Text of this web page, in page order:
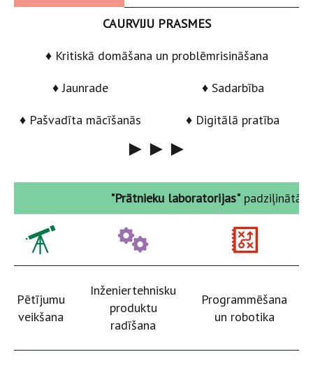
CAURVIJU PRASMES
♦ Kritiskā domāšana un problēmrisināšana
♦ Jaunrade
♦ Sadarbība
♦ Pašvadīta mācīšanās
♦ Digitālā pratība
►►►
"Prātnieku laboratorijas"padziļinātā
Pētījumu
veikšana
Inženiertehnisku
produktu
radīšana
Programmēšana
un robotika